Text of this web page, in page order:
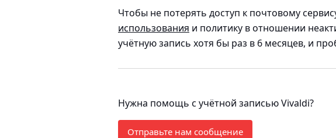
Чтобы не потерять доступ к почтовому
использования и политику в отношении
учётную запись хотя бы раз в 6 месяцев, и
Нужна помощь с учётной записью Vivaldi?
Отправьте нам сообщение